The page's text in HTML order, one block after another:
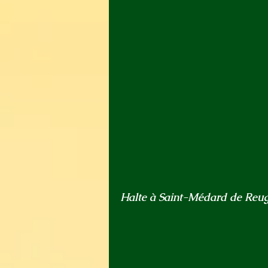
Halte à Saint-Médard de